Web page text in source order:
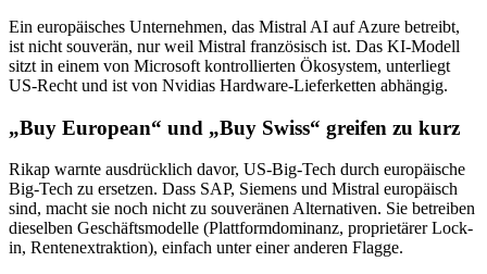
Ein europäisches Unternehmen, das Mistral AI auf Azure betreibt,
ist nicht souverän, nur weil Mistral französisch ist. Das KI-Modell
sitzt in einem von Microsoft kontrollierten Ökosystem, unterliegt
US-Recht und ist von Nvidias Hardware-Lieferketten abhängig.
„Buy European“ und „Buy Swiss“ greifen zu kurz
Rikap warnte ausdrücklich davor, US-Big-Tech durch europäische
Big-Tech zu ersetzen. Dass SAP, Siemens und Mistral europäisch
sind, macht sie noch nicht zu souveränen Alternativen. Sie betreiben
dieselben Geschäftsmodelle (Plattformdominanz, proprietärer Lock-
in, Rentenextraktion), einfach unter einer anderen Flagge.